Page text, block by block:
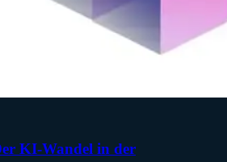
KI-Wandel in der